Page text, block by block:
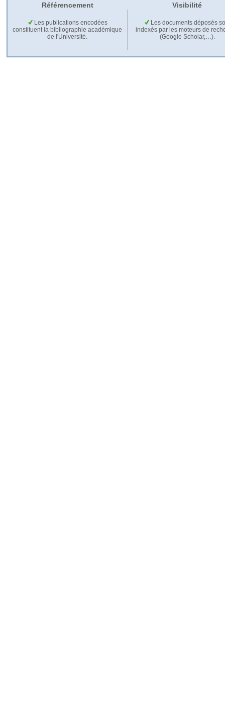
Référencement Visibilité
Les publications encodées
constituent la bibliographie académique
de l'Université.
Les documents déposés
indexés par les moteurs de
(Google Scholar,…).